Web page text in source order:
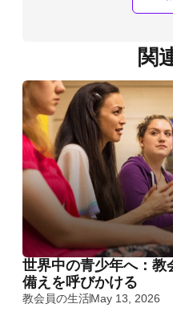
関
世界中の青少年へ：教
備えを呼びかける
教会員の生活May 13, 2026